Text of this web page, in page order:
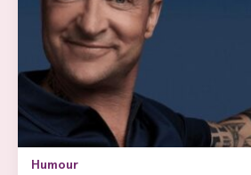
Humour